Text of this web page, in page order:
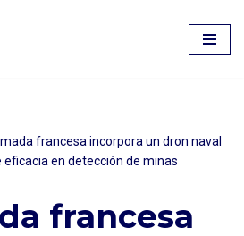
francesa incorpora un dron naval
eficacia en detección de minas
francesa